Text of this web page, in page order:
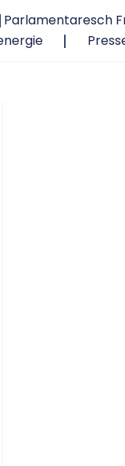
Parlamentaresch